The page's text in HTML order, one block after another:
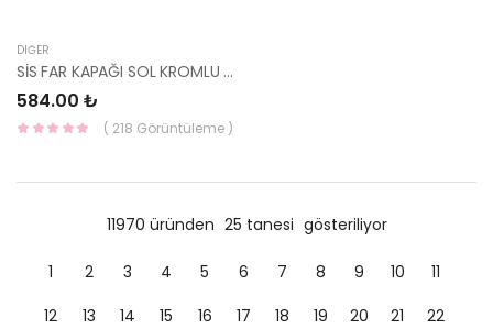
DIĞER
SİS FAR KAPAĞI SOL KROMLU ELANTRA 2020- 86563-AA000-YS
584.00 ₺
( 218 Görüntüleme )
11970 üründen 25 tanesi gösteriliyor
1 2 3 4 5 6 7 8 9 10
11
12
13 14 15 16 17 18 19 20 21
22